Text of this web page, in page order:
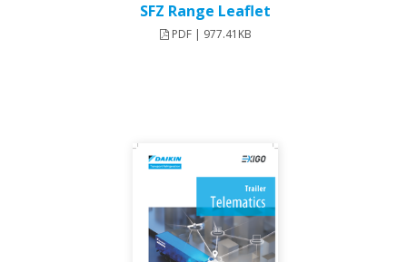
SFZ Range Leaflet
PDF | 977.41KB